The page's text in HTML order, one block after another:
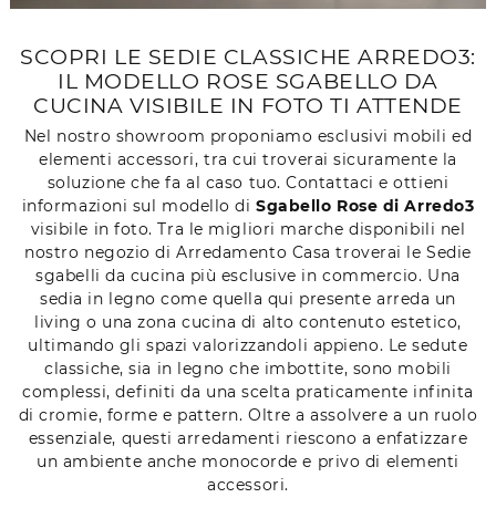
SCOPRI LE SEDIE CLASSICHE ARREDO3:
IL MODELLO ROSE SGABELLO DA
CUCINA VISIBILE IN FOTO TI ATTENDE
Nel nostro showroom proponiamo esclusivi mobili ed
elementi accessori, tra cui troverai sicuramente la
soluzione che fa al caso tuo. Contattaci e ottieni
informazioni sul modello diSgabello Rose di Arredo3
visibile in foto. Tra le migliori marche disponibili nel
nostro negozio di Arredamento Casa troverai le Sedie
sgabelli da cucina più esclusive in commercio. Una
sedia in legno come quella qui presente arreda un
living o una zona cucina di alto contenuto estetico,
ultimando gli spazi valorizzandoli appieno. Le sedute
classiche, sia in legno che imbottite, sono mobili
complessi, definiti da una scelta praticamente infinita
di cromie, forme e pattern. Oltre a assolvere a un ruolo
essenziale, questi arredamenti riescono a enfatizzare
un ambiente anche monocorde e privo di elementi
accessori.